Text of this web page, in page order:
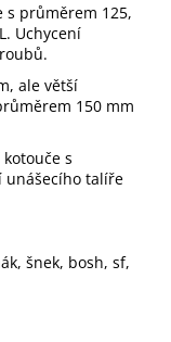
s průměrem 125,
Uchycení
ale větší
150 mm
s
unášecího talíře
šnek, bosh, sf,